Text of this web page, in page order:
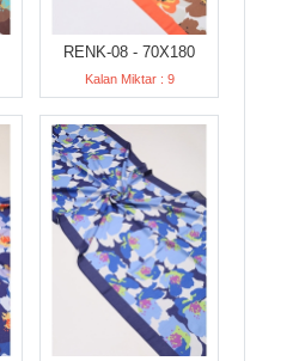
RENK-08 - 70X180
Kalan Miktar : 9